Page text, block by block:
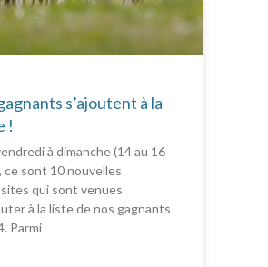
s’ajoutent à la
!
à dimanche (14 au 16
ce sont 10 nouvelles
qui sont venues
à la liste de nos gagnants
Parmi